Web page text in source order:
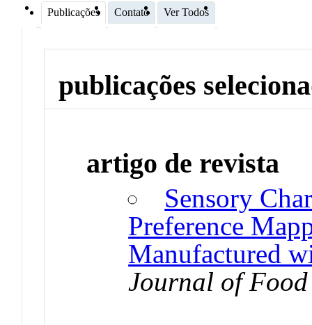
Publicações Contato Ver Todos
publicações
artigo de revista
Sensory
Preference
Manufactured
Journal of Food